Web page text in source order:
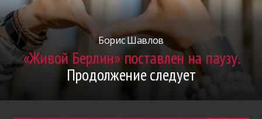
Борис Шавлов
«Живой Берлин» поставлен на паузу.
Продолжение следует